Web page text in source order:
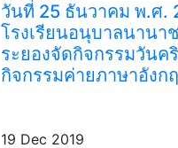
วันที่ 25 ธันวาคม พ.ศ.
โรงเรียนอนุบาลนานา
ระยองจัดกิจกรรมวันค
กิจกรรมค่ายภาษาอังก
19 Dec 2019